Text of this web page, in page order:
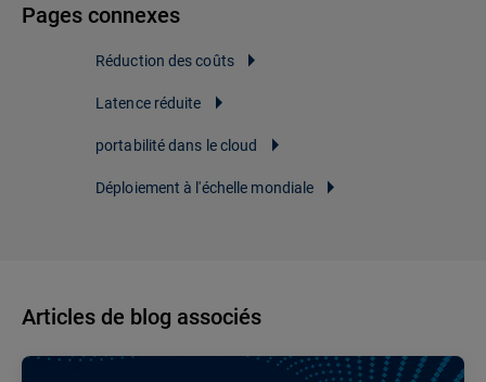
Pages connexes
Réduction des coûts
Latence réduite
portabilité dans le cloud
Déploiement à l'échelle mondiale
Articles de blog associés